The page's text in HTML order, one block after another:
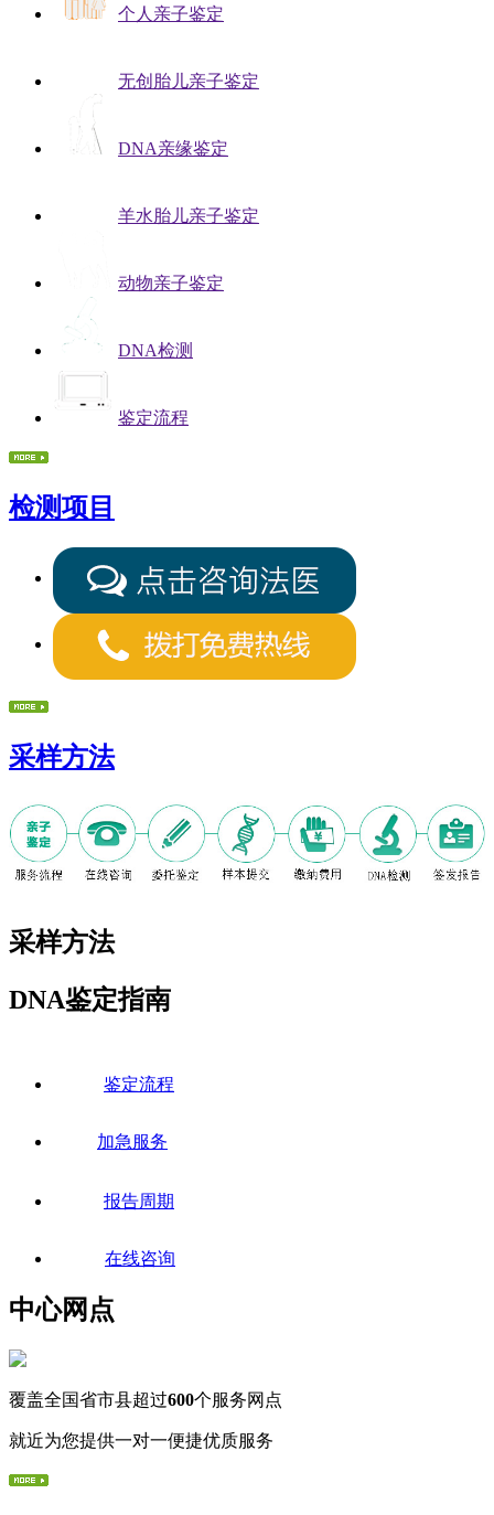
个人亲子鉴定
无创胎儿亲子鉴定
DNA亲缘鉴定
羊水胎儿亲子鉴定
动物亲子鉴定
DNA检测
鉴定流程
检测项目
采样方法
采样方法
DNA鉴定指南
鉴定流程
加急服务
报告周期
在线咨询
中心网点
覆盖全国省市县超过600个服务网点
就近为您提供一对一便捷优质服务